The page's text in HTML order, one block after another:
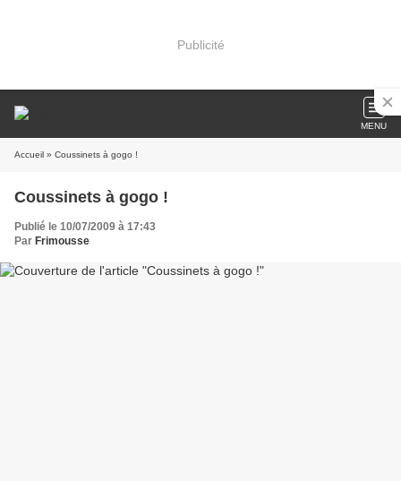
Publicité
MENU
Accueil » Coussinets à gogo !
Coussinets à gogo !
Publié le 10/07/2009 à 17:43
Par Frimousse